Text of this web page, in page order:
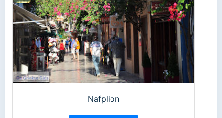
Nafplion